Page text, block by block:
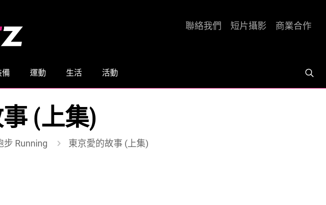
備 運動 生活 活動
聯絡我們 短片攝影 商業合作
(上集)
步 Running 東京愛的故事 (上集)